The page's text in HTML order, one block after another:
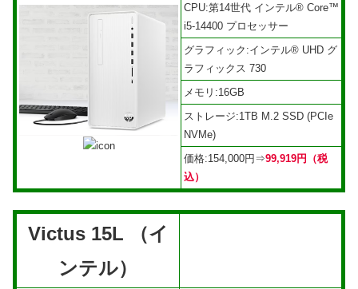
CPU:第14世代 インテル® Core™
i5-14400 プロセッサー
グラフィック:インテル® UHD グ
ラフィックス 730
メモリ:16GB
ストレージ:1TB M.2 SSD (PCIe
NVMe)
価格:154,000円⇒99,919円（税
込）
Victus 15L （イ
ンテル）